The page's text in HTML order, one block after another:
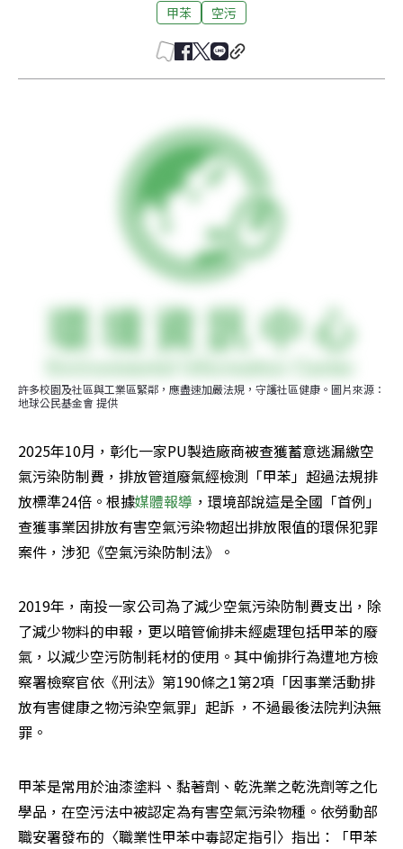
甲苯 空污
許多校園及社區與工業區緊鄰，應盡速加嚴法規，守護社區健康。圖片來源：
地球公民基金會 提供
2025年10月，彰化一家PU製造廠商被查獲蓄意逃漏繳空
氣污染防制費，排放管道廢氣經檢測「甲苯」超過法規排
放標準24倍。根據媒體報導 ，環境部說這是全國「首例」
查獲事業因排放有害空氣污染物超出排放限值的環保犯罪
案件，涉犯《空氣污染防制法》。
2019年，南投一家公司為了減少空氣污染防制費支出，除
了減少物料的申報，更以暗管偷排未經處理包括甲苯的廢
氣，以減少空污防制耗材的使用。其中偷排行為遭地方檢
察署檢察官依《刑法》第190條之1第2項「因事業活動排
放有害健康之物污染空氣罪」起訴 ，不過最後法院判決無
罪。
甲苯是常用於油漆塗料、黏著劑、乾洗業之乾洗劑等之化
學品，在空污法中被認定為有害空氣污染物種。依勞動部
職安署發布的〈職業性甲苯中毒認定指引〉指出：「甲苯